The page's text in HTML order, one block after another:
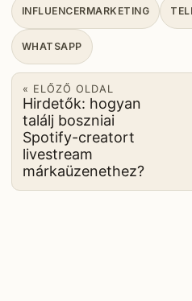
INFLUENCERMARKETING
WHATSAPP
« ELŐZŐ OLDAL
Hirdetők: hogyan
találj boszniai
Spotify-creatort
livestream
márkaüzenethez?